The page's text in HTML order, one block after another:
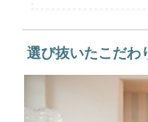
選び抜いたこだわ